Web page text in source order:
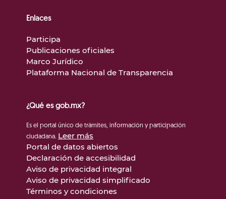
Enlaces
Participa
Publicaciones oficiales
Marco Jurídico
Plataforma Nacional de Transparencia
¿Qué es gob.mx?
Es el portal único de trámites, información y participación
ciudadana. Leer más
Portal de datos abiertos
Declaración de accesibilidad
Aviso de privacidad integral
Aviso de privacidad simplificado
Términos y condiciones